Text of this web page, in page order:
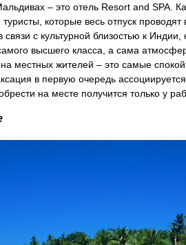
– это отель Resort and SPA.
туристы, которые весь отпуск
с культурной близостью к
высшего класса, а сама
на местных жителей – это самые
в первую очередь
на месте получится только у